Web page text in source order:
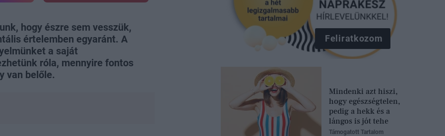
hogy észre sem vesszük,
értelemben egyaránt. A
a saját
róla, mennyire fontos
van belőle.
Feliratkozom
Mindenki azt hiszi,
hogy egészségtelen,
pedig a hekk és a
lángos is jót tehe
Támogatott Tartalom